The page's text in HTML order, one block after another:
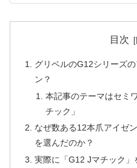
目次
グリベルのG12シリーズ
ン？
本記事のテーマはセミ
チック」
なぜ数ある12本爪アイゼ
を選んだのか？
実際に「G12 Jマチック